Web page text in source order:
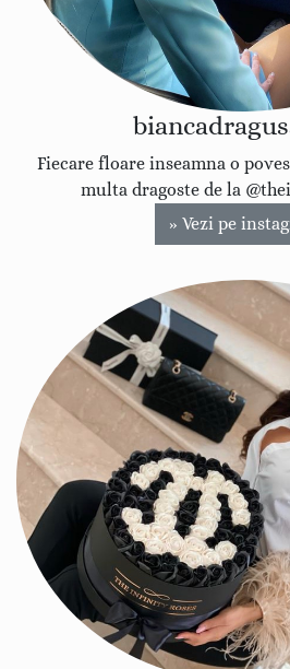
Fiecare floare inseamna o
multa dragoste de la
» Vezi pe